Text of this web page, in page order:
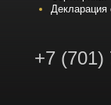
Декларация
+7 (701)